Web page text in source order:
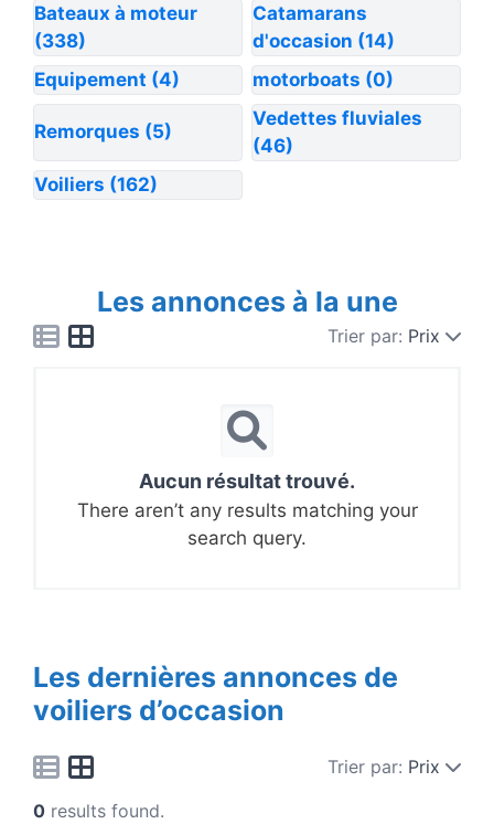
Bateaux à moteur
(338)
Catamarans
d'occasion (14)
Equipement (4) motorboats (0)
Remorques (5)
Vedettes fluviales
(46)
Voiliers (162)
Les annonces à la une
Trier par: Prix
Aucun résultat trouvé.
There aren’t any results matching your
search query.
Les dernières annonces de
voiliers d’occasion
Trier par: Prix
0 results found.